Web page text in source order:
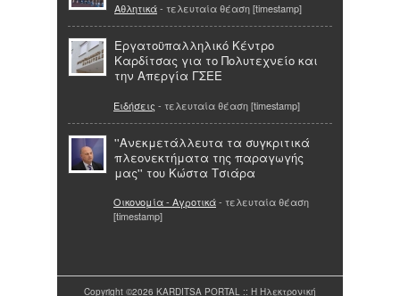
Αθλητικά- τελευταία θέαση [timestamp]
Εργατοϋπαλληλικό Κέντρο
Καρδίτσας για το Πολυτεχνείο και
την Απεργία ΓΣΕΕ
Ειδήσεις - τελευταία θέαση [timestamp]
''Ανεκμετάλλευτα τα συγκριτικά
πλεονεκτήματα της παραγωγής
μας'' του Κώστα Τσιάρα
Οικονομία - Αγροτικά- τελευταία θέαση
[timestamp]
Copyright ©2026 KARDITSA PORTAL :: Η Ηλεκτρονική